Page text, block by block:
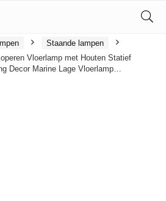
Staande lampen
Vloerlamp met Houten Statief
Decor Marine Lage Vloerlamp…